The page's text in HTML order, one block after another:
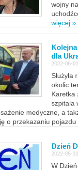
wojny
więcej »
dla
2022-06-
okolic
Karetka
szpitala
medyczne, a
o przekazaniu pojazdu
Dzień
2022-05-
W